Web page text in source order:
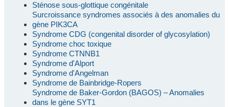
Sténose sous-glottique congénitale
Surcroissance syndromes associés à des anomalies du
gène PIK3CA
Syndrome CDG (congenital disorder of glycosylation)
Syndrome choc toxique
Syndrome CTNNB1
Syndrome d'Alport
Syndrome d'Angelman
Syndrome de Bainbridge-Ropers
Syndrome de Baker-Gordon (BAGOS) – Anomalies
dans le gène SYT1